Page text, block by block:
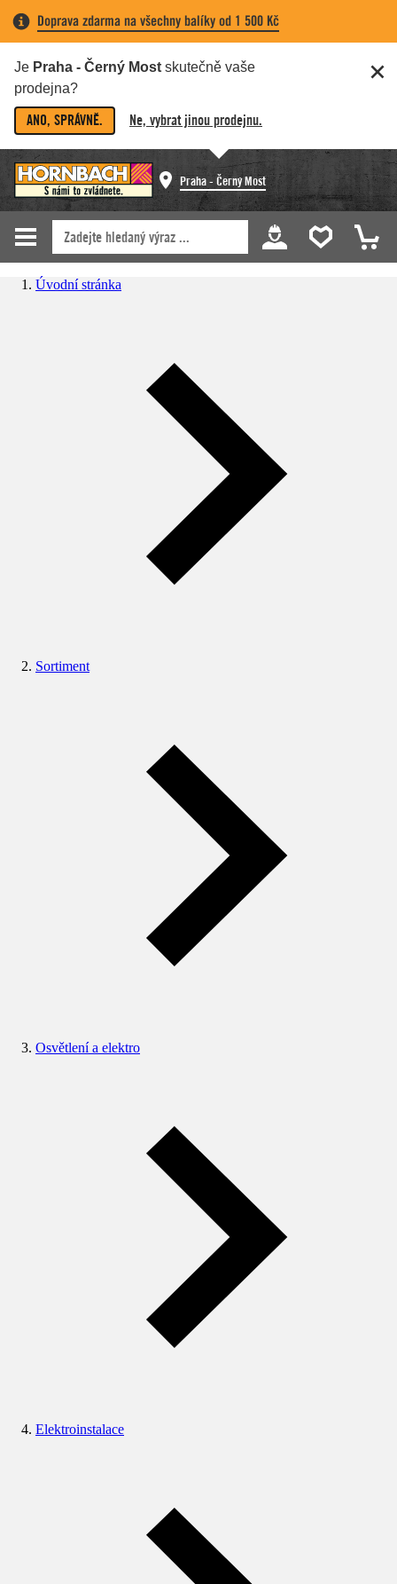
Doprava zdarma na všechny balíky od 1 500 Kč
Je Praha - Černý Most skutečně vaše
prodejna?
ANO, SPRÁVNĚ. Ne, vybrat jinou prodejnu.
Praha - Černý Most
Úvodní stránka
Sortiment
Osvětlení a elektro
Elektroinstalace